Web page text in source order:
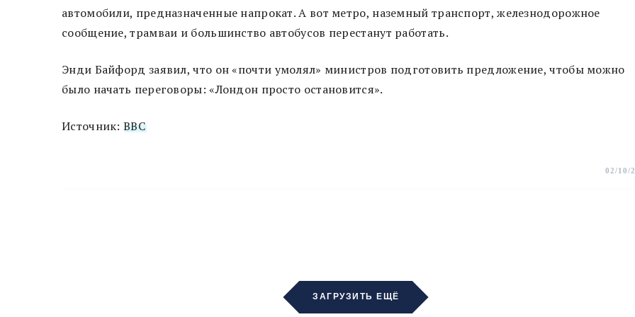
автомобили, предназначенные напрокат. А вот метро, ​​наземный транспорт, железнодорожное
сообщение, трамваи и большинство автобусов перестанут работать.
Энди Байфорд заявил, что он «почти умолял» министров подготовить предложение, чтобы можно
было начать переговоры: «Лондон просто остановится».
Источник: BBC
02/10/
ЗАГРУЗИТЬ ЕЩЁ